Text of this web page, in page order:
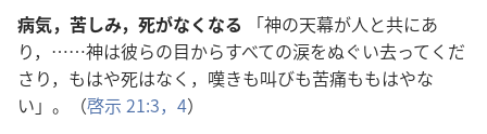
病気，苦しみ，死がなくなる 「神の天幕が人と共にあ
り，……神は彼らの目からすべての涙をぬぐい去ってくだ
さり，もはや死はなく，嘆きも叫びも苦痛ももはやな
い」。（啓示 21:3，4）